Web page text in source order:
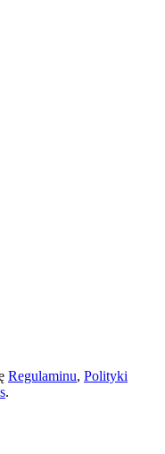
Regulaminu, Polityki
.